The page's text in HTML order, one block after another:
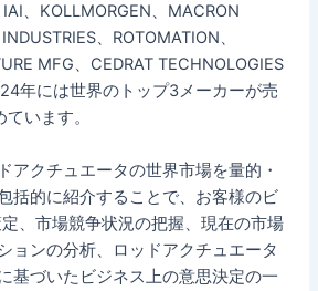
、KOLLMORGEN、MACRON
、ROTOMATION、
MFG、CEDRAT TECHNOLOGIES
年には世界のトップ3メーカーが売
います。
アクチュエータの世界市場を量的・
括的に紹介することで、お客様のビ
、市場競争状況の把握、現在の市場
ョンの分析、ロッドアクチュエータ
基づいたビジネス上の意思決定の一